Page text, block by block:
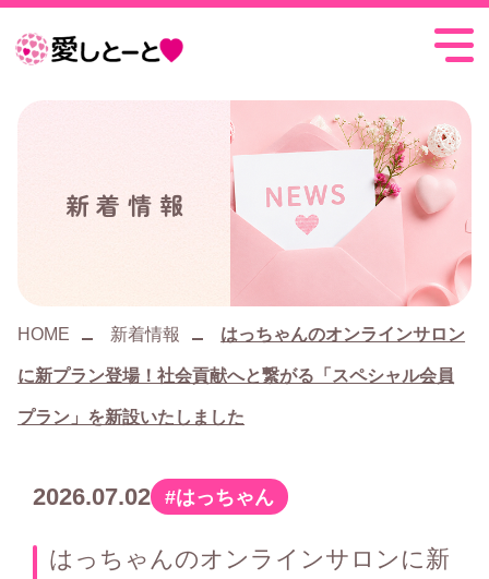
愛
新着情報
HOME 新着情報 はっちゃんのオンラインサロン
に新プラン登場！社会貢献へと繋がる「スペシャル会員
プラン」を新設いたしました
はっちゃんのオンラインサロンに新
2026.07.02カ はっちゃん